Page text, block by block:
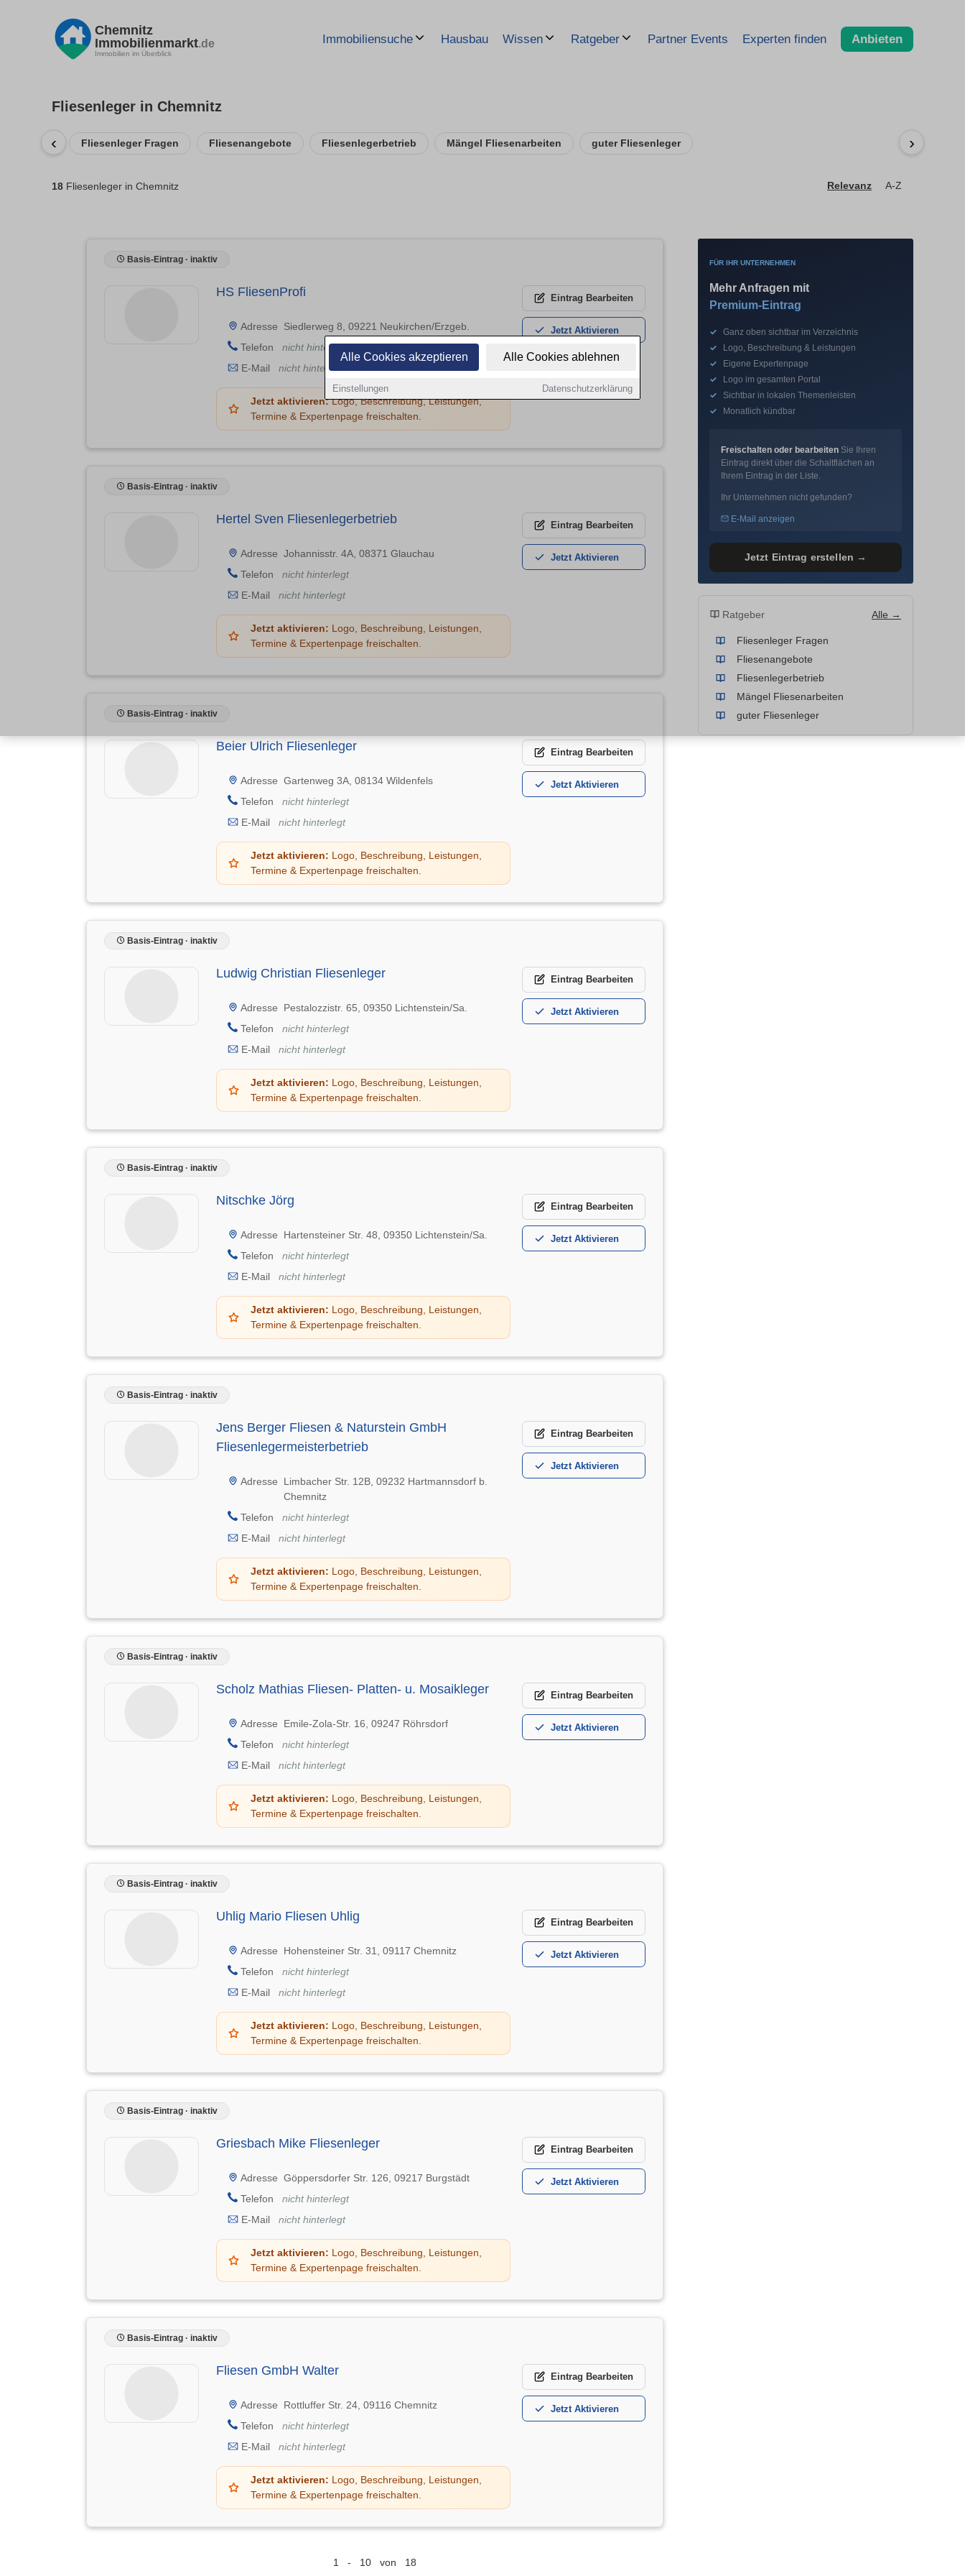
Alle Cookies akzeptieren Alle Cookies ablehnen
Einstellungen Datenschutzerklärung
Chemnitz
Immobilienmarkt.de
Immobilien im Überblick
Immobiliensuche Hausbau Wissen Ratgeber Partner Events Experten finden Anbieten
Fliesenleger in Chemnitz
‹ Fliesenleger Fragen Fliesenangebote Fliesenlegerbetrieb Mängel Fliesenarbeiten guter Fliesenleger ›
18 Fliesenleger in Chemnitz Relevanz A-Z
Basis-Eintrag · inaktiv
HS FliesenProfi
Adresse
Siedlerweg 8, 09221 Neukirchen/Erzgeb.
Telefon
nicht hinterlegt
E-Mail
nicht hinterlegt
Jetzt aktivieren:Logo, Beschreibung, Leistungen,
Termine & Expertenpage freischalten.
Eintrag Bearbeiten
Jetzt Aktivieren
Basis-Eintrag · inaktiv
Hertel Sven Fliesenlegerbetrieb
Adresse Johannisstr. 4A, 08371 Glauchau
Telefon
nicht hinterlegt
E-Mail
nicht hinterlegt
Jetzt aktivieren: Logo, Beschreibung, Leistungen,
Termine & Expertenpage freischalten.
Eintrag Bearbeiten
Jetzt Aktivieren
Basis-Eintrag · inaktiv
Beier Ulrich Fliesenleger
Adresse Gartenweg 3A, 08134 Wildenfels
Telefon
nicht hinterlegt
E-Mail
nicht hinterlegt
Jetzt aktivieren: Logo, Beschreibung, Leistungen,
Termine & Expertenpage freischalten.
Eintrag Bearbeiten
Jetzt Aktivieren
Basis-Eintrag · inaktiv
Ludwig Christian Fliesenleger
Adresse
Pestalozzistr. 65, 09350 Lichtenstein/Sa.
Telefon
nicht hinterlegt
E-Mail
nicht hinterlegt
Jetzt aktivieren: Logo, Beschreibung, Leistungen,
Termine & Expertenpage freischalten.
Eintrag Bearbeiten
Jetzt Aktivieren
Basis-Eintrag · inaktiv
Nitschke Jörg
Adresse
Hartensteiner Str. 48, 09350 Lichtenstein/Sa.
Telefon
nicht hinterlegt
E-Mail
nicht hinterlegt
Jetzt aktivieren: Logo, Beschreibung, Leistungen,
Termine & Expertenpage freischalten.
Eintrag Bearbeiten
Jetzt Aktivieren
Basis-Eintrag · inaktiv
Jens Berger Fliesen & Naturstein GmbH
Fliesenlegermeisterbetrieb
Adresse
Limbacher Str. 12B, 09232 Hartmannsdorf b.
Chemnitz
Telefon
nicht hinterlegt
E-Mail
nicht hinterlegt
Jetzt aktivieren: Logo, Beschreibung, Leistungen,
Termine & Expertenpage freischalten.
Eintrag Bearbeiten
Jetzt Aktivieren
Basis-Eintrag · inaktiv
Scholz Mathias Fliesen- Platten- u. Mosaikleger
Adresse
Emile-Zola-Str. 16, 09247 Röhrsdorf
Telefon
nicht hinterlegt
E-Mail
nicht hinterlegt
Jetzt aktivieren: Logo, Beschreibung, Leistungen,
Termine & Expertenpage freischalten.
Eintrag Bearbeiten
Jetzt Aktivieren
Basis-Eintrag · inaktiv
Uhlig Mario Fliesen Uhlig
Adresse
Hohensteiner Str. 31, 09117 Chemnitz
Telefon
nicht hinterlegt
E-Mail
nicht hinterlegt
Jetzt aktivieren: Logo, Beschreibung, Leistungen,
Termine & Expertenpage freischalten.
Eintrag Bearbeiten
Jetzt Aktivieren
Basis-Eintrag · inaktiv
Griesbach Mike Fliesenleger
Adresse Göppersdorfer Str. 126, 09217 Burgstädt
Telefon
nicht hinterlegt
E-Mail
nicht hinterlegt
Jetzt aktivieren: Logo, Beschreibung, Leistungen,
Termine & Expertenpage freischalten.
Eintrag Bearbeiten
Jetzt Aktivieren
Basis-Eintrag · inaktiv
Fliesen GmbH Walter
Adresse
Rottluffer Str. 24, 09116 Chemnitz
Telefon
nicht hinterlegt
E-Mail
nicht hinterlegt
Jetzt aktivieren: Logo, Beschreibung, Leistungen,
Termine & Expertenpage freischalten.
Eintrag Bearbeiten
Jetzt Aktivieren
1 - 10 von 18
FÜR IHR UNTERNEHMEN
Mehr Anfragen mit
Premium-Eintrag
✓
Ganz oben sichtbar im Verzeichnis
✓
Logo, Beschreibung & Leistungen
✓
Eigene Expertenpage
✓
Logo im gesamten Portal
✓
Sichtbar in lokalen Themenleisten
✓
Monatlich kündbar
Freischalten oder bearbeiten Sie Ihren
Eintrag direkt über die Schaltflächen an
Ihrem Eintrag in der Liste.
Ihr Unternehmen nicht gefunden?
E-Mail anzeigen
Jetzt Eintrag erstellen →
Ratgeber Alle →
Fliesenleger Fragen
Fliesenangebote
Fliesenlegerbetrieb
Mängel Fliesenarbeiten
guter Fliesenleger